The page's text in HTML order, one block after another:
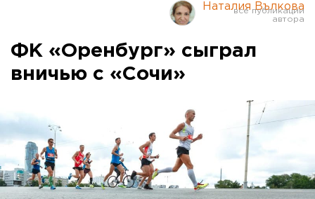
Наталия Вълкова
ФК «Оренбург» сыграл
вничью с «Сочи»